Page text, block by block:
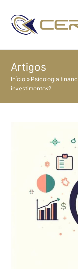
Artigos
Início » Psicologia
investimentos?